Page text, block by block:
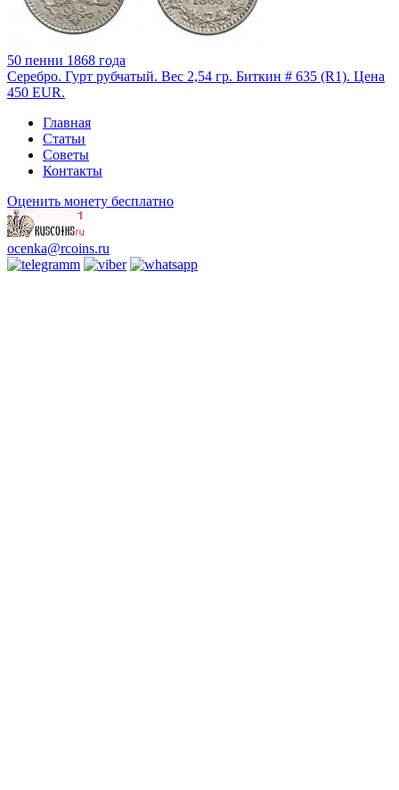
50 пенни 1868 года
Серебро. Гурт рубчатый. Вес 2,54 гр. Биткин # 635 (R1). Цена
450 EUR.
Главная
Статьи
Советы
Контакты
Оценить монету бесплатно
ocenka@rcoins.ru